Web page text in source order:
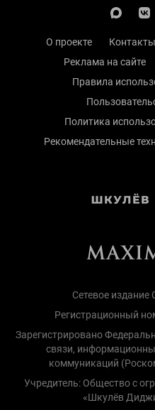
О проекте Контакты
Реклама на сайте
Правила
Политика
Рекомендательные
Сетевое издание
Регистрационный
Зарегистрировано
связи,
коммуникаций
Учредитель: Общество с
«Шкулёв